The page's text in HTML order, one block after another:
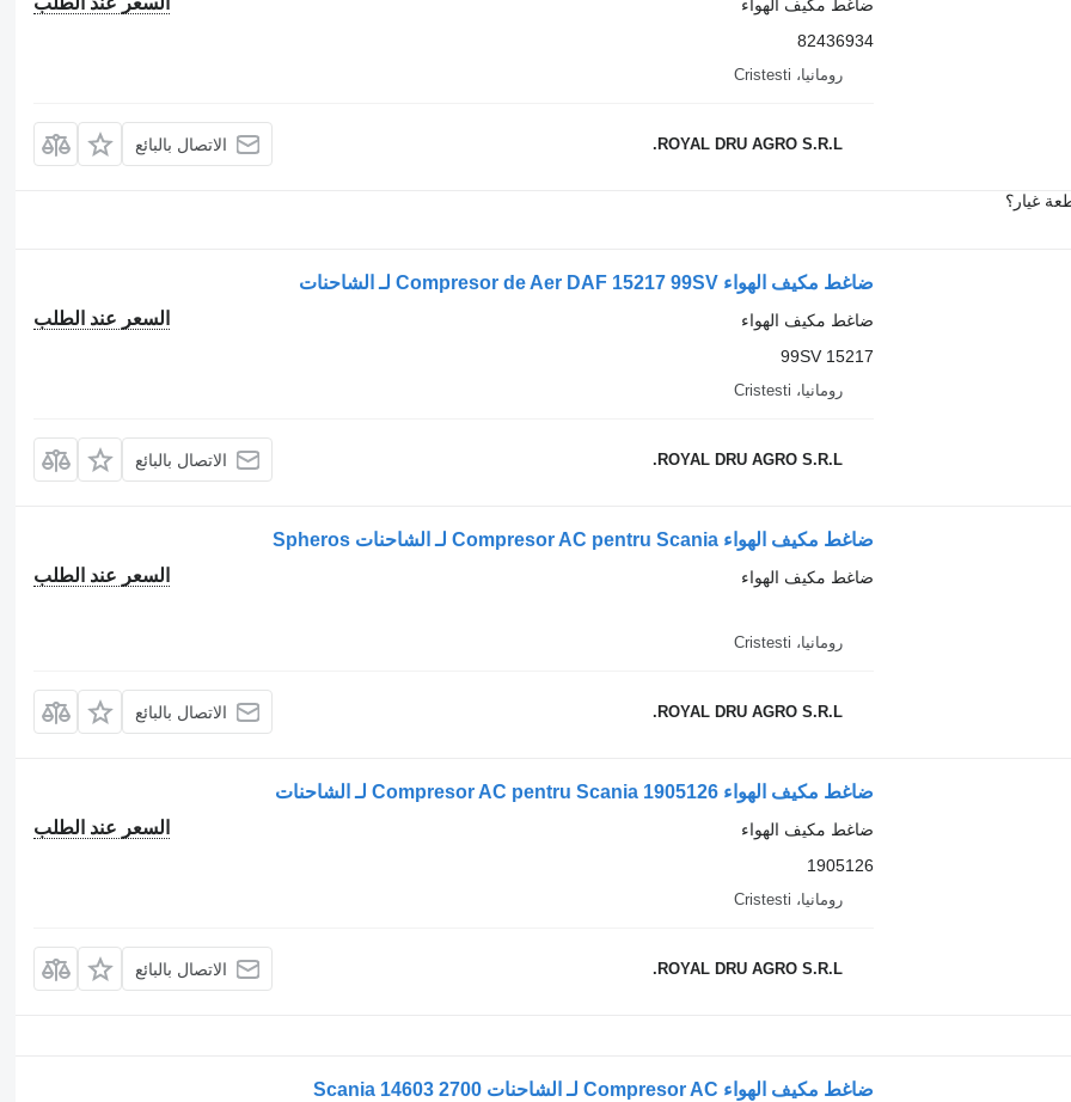
ضاغط مكيف الهواء
82436934
رومانيا، Cristesti
ROYAL DRU AGRO S.R.L. الاتصال بالبائع
غيار؟
ضاغط مكيف الهواء Compresor de Aer DAF 15217 99SV لـ الشاحنات
السعر عند الطلب
ضاغط مكيف الهواء
15217 99SV
رومانيا، Cristesti
ROYAL DRU AGRO S.R.L. الاتصال بالبائع
ضاغط مكيف الهواء Compresor AC pentru Scania لـ الشاحنات Spheros
السعر عند الطلب
ضاغط مكيف الهواء
رومانيا، Cristesti
ROYAL DRU AGRO S.R.L. الاتصال بالبائع
ضاغط مكيف الهواء Compresor AC pentru Scania 1905126 لـ الشاحنات
السعر عند الطلب
ضاغط مكيف الهواء
1905126
رومانيا، Cristesti
ROYAL DRU AGRO S.R.L. الاتصال بالبائع
ضاغط مكيف الهواء Compresor AC لـ الشاحنات Scania 14603 2700